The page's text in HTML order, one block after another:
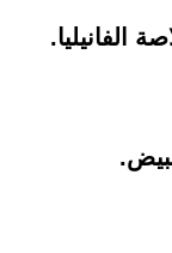
الفانيليا.